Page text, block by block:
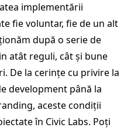
implementării
fie voluntar, fie de un alt
după o serie de
atât reguli, cât și bune
De la cerințe cu privire la
development până la
aceste condiții
în Civic Labs. Poți